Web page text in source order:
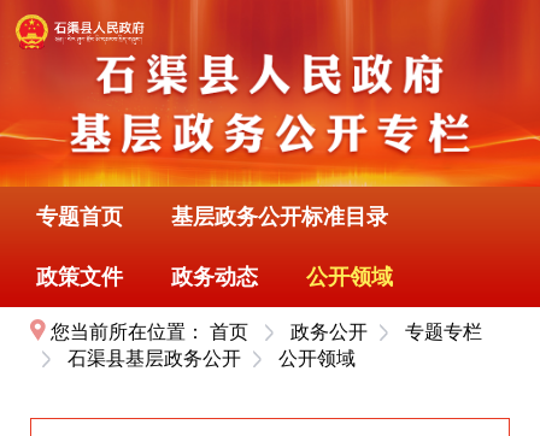
专题首页 基层政务公开标准目录
政策文件 政务动态 公开领域
您当前所在位置： 首页 政务公开
专题专栏
石渠县基层政务公开
公开领域